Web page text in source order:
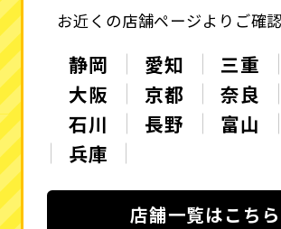
お近くの店舗ページよりご確
静岡 愛知 三重
大阪
京都 奈良
石川
長野 富山
兵庫
店舗一覧はこちら